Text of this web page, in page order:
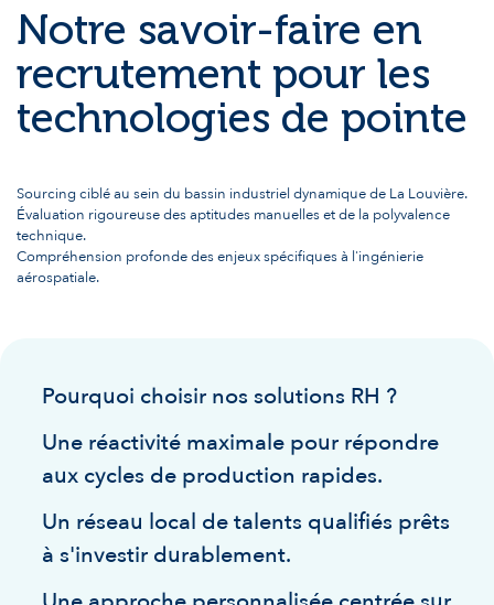
Notre savoir-faire en
recrutement pour les
technologies de pointe
Sourcing ciblé au sein du bassin industriel dynamique de La Louvière.
Évaluation rigoureuse des aptitudes manuelles et de la polyvalence
technique.
Compréhension profonde des enjeux spécifiques à l'ingénierie
aérospatiale.
Pourquoi choisir nos solutions RH ?
Une réactivité maximale pour répondre
aux cycles de production rapides.
Un réseau local de talents qualifiés prêts
à s'investir durablement.